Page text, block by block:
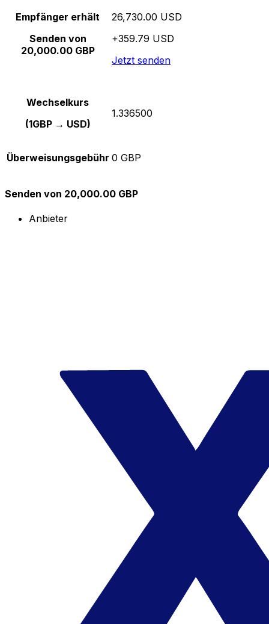
Empfänger erhält
Senden von
20,000.00 GBP
26,730.00 USD
+359.79 USD
Jetzt senden
Wechselkurs
(1GBP → USD)
1.336500
Überweisungsgebühr 0 GBP
Senden von 20,000.00 GBP
Anbieter